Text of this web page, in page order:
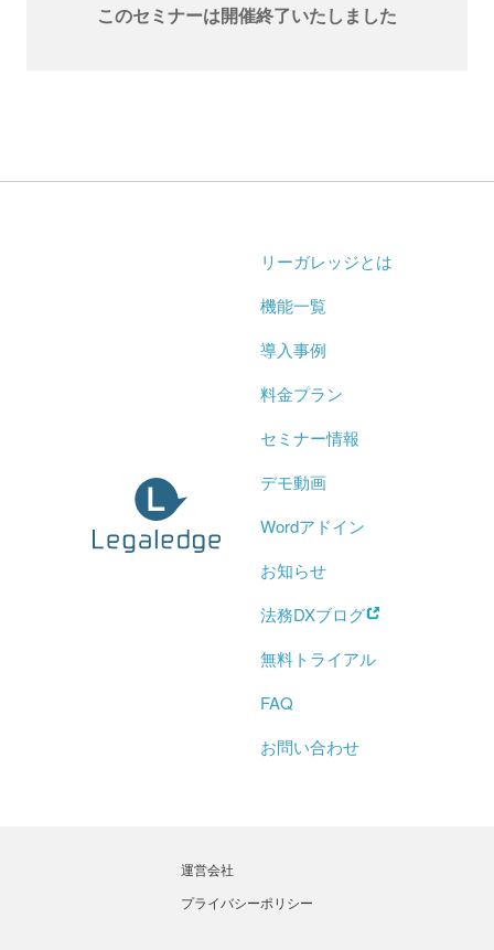
このセミナーは開催終了いたしました
リーガレッジとは
機能一覧
導入事例
料金プラン
セミナー情報
デモ動画
Wordアドイン
お知らせ
法務DXブログ
無料トライアル
FAQ
お問い合わせ
運営会社
プライバシーポリシー